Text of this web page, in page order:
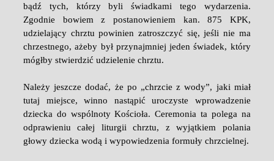
bądź tych, którzy byli świadkami tego wydarzenia.
Zgodnie bowiem z postanowieniem kan. 875 KPK,
udzielający chrztu powinien zatroszczyć się, jeśli nie ma
chrzestnego, ażeby był przynajmniej jeden świadek, który
mógłby stwierdzić udzielenie chrztu.
Należy jeszcze dodać, że po „chrzcie z wody”, jaki miał
tutaj miejsce, winno nastąpić uroczyste wprowadzenie
dziecka do wspólnoty Kościoła. Ceremonia ta polega na
odprawieniu całej liturgii chrztu, z wyjątkiem polania
głowy dziecka wodą i wypowiedzenia formuły chrzcielnej.